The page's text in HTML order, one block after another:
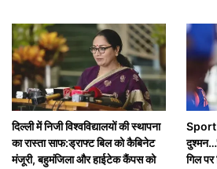
दिल्ली में निजी विश्वविद्यालयों की स्थापना
का रास्ता साफ:ड्राफ्ट बिल को कैबिनेट
मंजूरी, बहुमंजिला और हाईटेक कैंपस को
Sport
गिल पर